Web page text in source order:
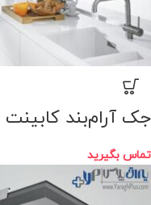
جک آرام‌بند کابینت HK29 بلوم
تماس بگیرید